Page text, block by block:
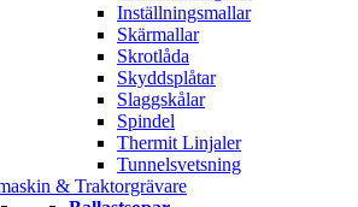
Inställningsmallar
Skärmallar
Skrotlåda
Skyddsplåtar
Slaggskålar
Spindel
Thermit Linjaler
Tunnelsvetsning
& Traktorgrävare